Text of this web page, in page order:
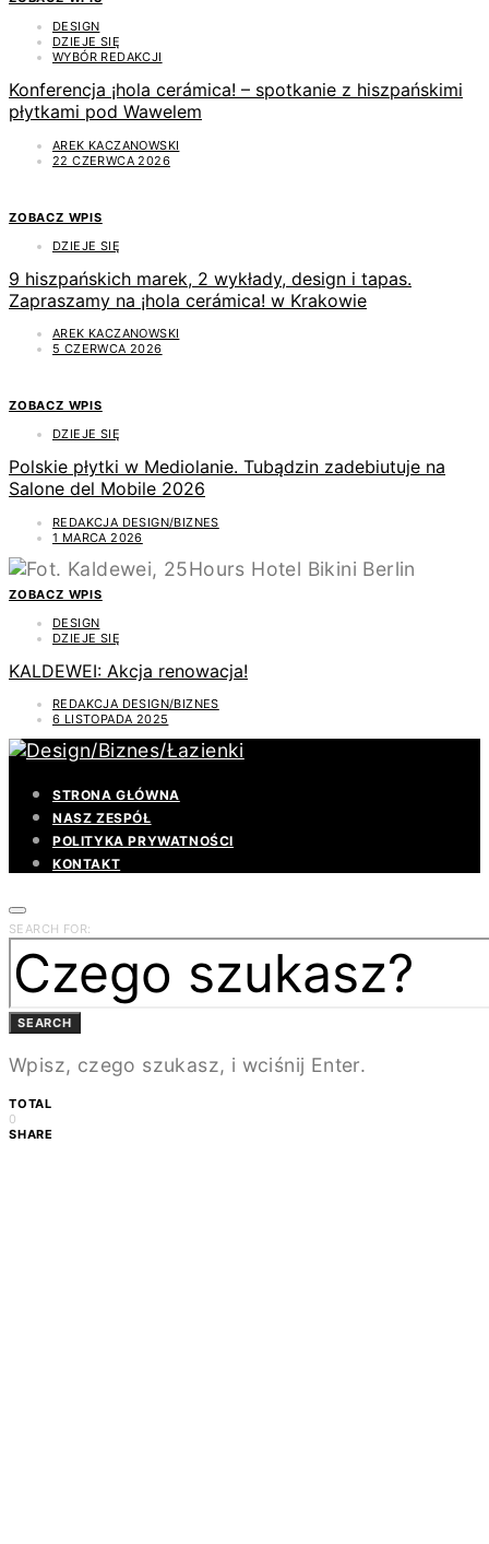
DESIGN
DZIEJE SIĘ
WYBÓR REDAKCJI
Konferencja ¡hola cerámica! – spotkanie z hiszpańskimi
płytkami pod Wawelem
AREK KACZANOWSKI
22 CZERWCA 2026
ZOBACZ WPIS
DZIEJE SIĘ
9 hiszpańskich marek, 2 wykłady, design i tapas.
Zapraszamy na ¡hola cerámica! w Krakowie
AREK KACZANOWSKI
5 CZERWCA 2026
ZOBACZ WPIS
DZIEJE SIĘ
Polskie płytki w Mediolanie. Tubądzin zadebiutuje na
Salone del Mobile 2026
REDAKCJA DESIGN/BIZNES
1 MARCA 2026
ZOBACZ WPIS
DESIGN
DZIEJE SIĘ
KALDEWEI: Akcja renowacja!
REDAKCJA DESIGN/BIZNES
6 LISTOPADA 2025
STRONA GŁÓWNA
NASZ ZESPÓŁ
POLITYKA PRYWATNOŚCI
KONTAKT
SEARCH FOR:
SEARCH
Wpisz, czego szukasz, i wciśnij Enter.
TOTAL
0
SHARE